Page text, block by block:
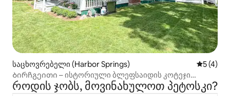
საცხოვრებელი (Harbor Springs)
5 (4)
Ბირჩგეითი – ისტორიული ბლეფსაიდის კოტეჯი
პანორასთან ერთად
როდის ჯობს, მოვინახულოთ პეტოსკი?